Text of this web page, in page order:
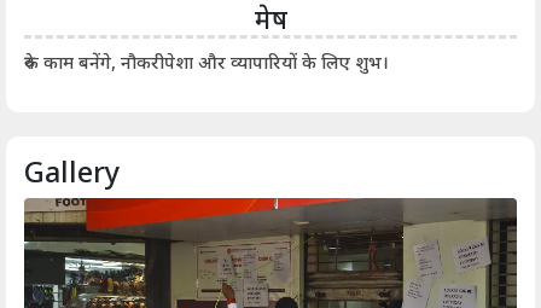
मेष
रुके काम बनेंगे, नौकरीपेशा और व्यापारियों के लिए शुभ।
Gallery